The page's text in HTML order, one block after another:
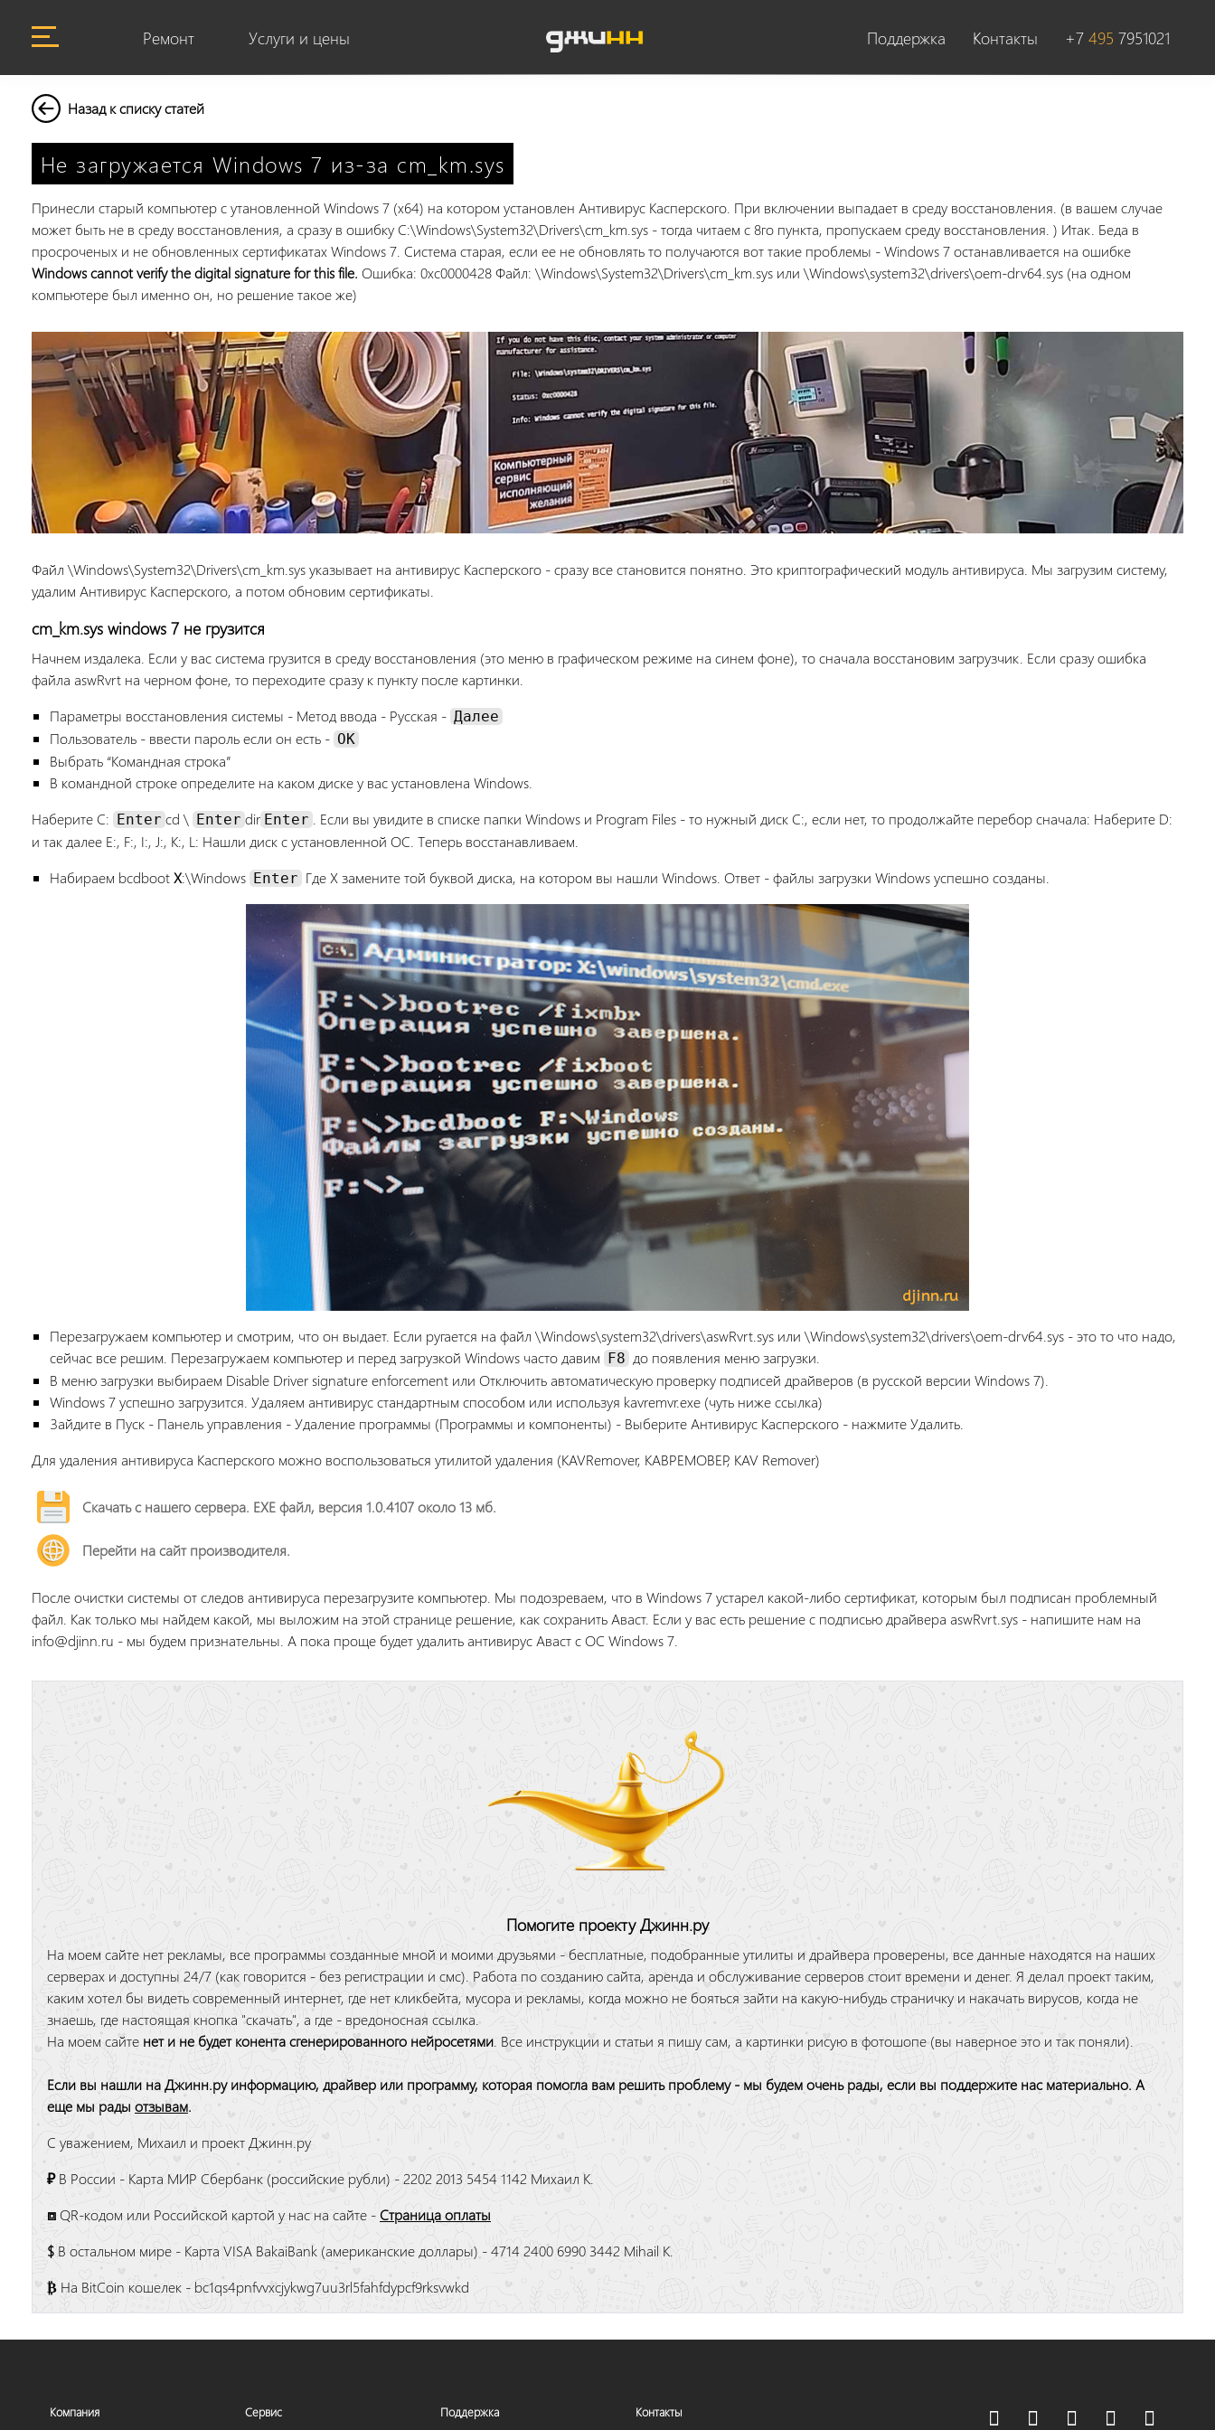
Ремонт Услуги и цены Поддержка Контакты +7 495 7951021
Назад к списку статей
Не загружается Windows 7 из-за cm_km.sys
Принесли старый компьютер с утановленной Windows 7 (x64) на котором установлен Антивирус Касперского. При включении выпадает в среду восстановления. (в вашем случае
может быть не в среду восстановления, а сразу в ошибку C:\Windows\System32\Drivers\cm_km.sys - тогда читаем с 8го пункта, пропускаем среду восстановления. ) Итак. Беда в
просроченых и не обновленных сертификатах Windows 7. Система старая, если ее не обновлять то получаются вот такие проблемы - Windows 7 останавливается на ошибке
Windows cannot verify the digital signature for this file. Ошибка: 0xc0000428 Файл: \Windows\System32\Drivers\cm_km.sys или \Windows\system32\drivers\oem-drv64.sys (на одном
компьютере был именно он, но решение такое же)
Файл \Windows\System32\Drivers\cm_km.sys указывает на антивирус Касперского - сразу все становится понятно. Это криптографический модуль антивируса. Мы загрузим систему,
удалим Антивирус Касперского, а потом обновим сертификаты.
cm_km.sys windows 7 не грузится
Начнем издалека. Если у вас система грузится в среду восстановления (это меню в графическом режиме на синем фоне), то сначала восстановим загрузчик. Если сразу ошибка
файла aswRvrt на черном фоне, то переходите сразу к пункту после картинки.
Параметры восстановления системы - Метод ввода - Русская - Далее
Пользователь - ввести пароль если он есть - OK
Выбрать “Командная строка”
В командной строке определите на каком диске у вас установлена Windows.
Наберите C:
Enter cd \ Enter dir Enter . Если вы увидите в списке папки Windows и Program Files - то нужный диск C:, если нет, то продолжайте перебор сначала: Наберите D:
и так далее E:, F:, I:, J:, K:, L: Нашли диск с установленной ОС. Теперь восстанавливаем.
Набираем bcdbootX:\Windows Enter Где X замените той буквой диска, на котором вы нашли Windows. Ответ - файлы загрузки Windows успешно созданы.
Перезагружаем компьютер и смотрим, что он выдает. Если ругается на файл \Windows\system32\drivers\aswRvrt.sys или \Windows\system32\drivers\oem-drv64.sys - это то что надо,
сейчас все решим. Перезагружаем компьютер и перед загрузкой Windows часто давим
F8 до появления меню загрузки.
В меню загрузки выбираем Disable Driver signature enforcement или Отключить автоматическую проверку подписей драйверов (в русской версии Windows 7).
Windows 7 успешно загрузится. Удаляем антивирус стандартным способом или используя kavremvr.exe (чуть ниже ссылка)
Зайдите в Пуск - Панель управления - Удаление программы (Программы и компоненты) - Выберите Антивирус Касперского - нажмите Удалить.
Для удаления антивируса Касперского можно воспользоваться утилитой удаления (KAVRemover, КАВРЕМОВЕР, KAV Remover)
Скачать с нашего сервера. EXE файл, версия 1.0.4107 около 13 мб.
Перейти на сайт производителя.
После очистки системы от следов антивируса перезагрузите компьютер. Мы подозреваем, что в Windows 7 устарел какой-либо сертификат, которым был подписан проблемный
файл. Как только мы найдем какой, мы выложим на этой странице решение, как сохранить Аваст. Если у вас есть решение с подписью драйвера aswRvrt.sys - напишите нам на
info@djinn.ru - мы будем признательны. А пока проще будет удалить антивирус Аваст с ОС Windows 7.
Помогите проекту Джинн.ру
На моем сайте нет рекламы, все программы созданные мной и моими друзьями - бесплатные, подобранные утилиты и драйвера проверены, все данные находятся на наших
серверах и доступны 24/7 (как говорится - без регистрации и смс). Работа по созданию сайта, аренда и обслуживание серверов стоит времени и денег. Я делал проект таким,
каким хотел бы видеть современный интернет, где нет кликбейта, мусора и рекламы, когда можно не бояться зайти на какую-нибудь страничку и накачать вирусов, когда не
знаешь, где настоящая кнопка "скачать", а где - вредоносная ссылка.
На моем сайте нет и не будет конента сгенерированного нейросетями. Все инструкции и статьи я пишу сам, а картинки рисую в фотошопе (вы наверное это и так поняли).
Если вы нашли на Джинн.ру информацию, драйвер или программу, которая помогла вам решить проблему - мы будем очень рады, если вы поддержите нас материально. А
еще мы рады отзывам.
С уважением, Михаил и проект Джинн.ру
₽В России - Карта МИР Сбербанк (российские рубли) - 2202 2013 5454 1142 Михаил К.
⧈QR-кодом или Российской картой у нас на сайте -Страница оплаты
$ В остальном мире - Карта VISA BakaiBank (американские доллары) - 4714 2400 6990 3442 Mihail K.
₿ На BitCoin кошелек - bc1qs4pnfvvxcjykwg7uu3rl5fahfdypcf9rksvwkd
Компания Сервис Поддержка Контакты  